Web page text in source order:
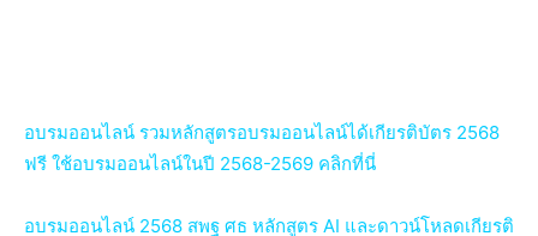
อบรมออนไลน์ รวมหลักสูตรอบรมออนไลน์ได้เกียรติบัตร 2568
ฟรี ใช้อบรมออนไลน์ในปี 2568-2569 คลิกที่นี่
อบรมออนไลน์ 2568 สพฐ ศธ หลักสูตร AI และดาวน์โหลดเกียรติ